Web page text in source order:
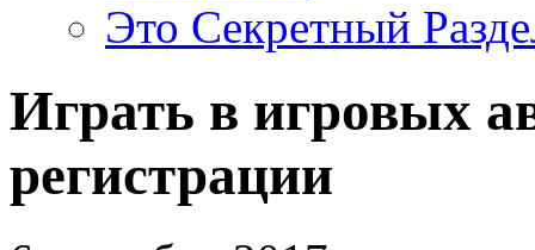
Это Секретный
Играть в игровых
регистрации